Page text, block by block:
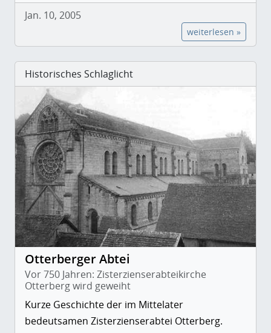
Jan. 10, 2005
weiterlesen »
Historisches Schlaglicht
Otterberger Abtei
Vor 750 Jahren: Zisterzienserabteikirche
Otterberg wird geweiht
Kurze Geschichte der im Mittelater
bedeutsamen Zisterzienserabtei Otterberg.